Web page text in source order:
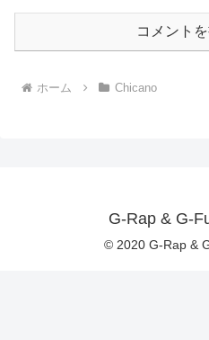
コメント
ホーム Chicano
G-Rap & G-
© 2020 G-Rap &